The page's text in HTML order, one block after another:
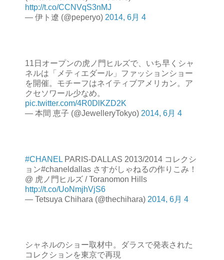
http://t.co/CCNVqS3nMJ
— 伊ト遼 (@peperyo) 2014, 6月 4
11日オープンの虎ノ門ヒルズで、いち早くシャ
ネルは「メティエダール」ファッションショー
を開催。モチーフはネイティブアメリカン。ア
クセソワール少なめ。
pic.twitter.com/4R0DlKZD2K
— 本間 恵子 (@JewelleryTokyo) 2014, 6月 4
#CHANEL PARIS-DALLAS 2013/2014 コレクシ
ョン#chaneldallas さすがしゃねるの作りこみ！
@ 虎ノ門ヒルズ / Toranomon Hills
http://t.co/UoNmjhVjS6
— Tetsuya Chihara (@thechihara) 2014, 6月 4
シャネルのショー取材中。ダラスで発表された
コレクションを東京で再現